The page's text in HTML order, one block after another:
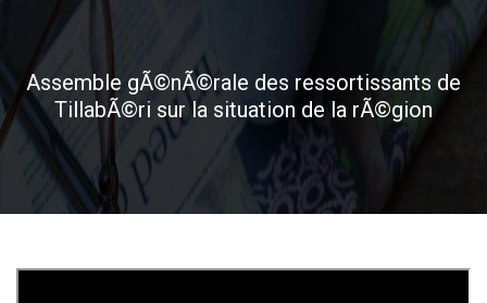
Assemble gÃ©nÃ©rale des ressortissants de
TillabÃ©ri sur la situation de la rÃ©gion